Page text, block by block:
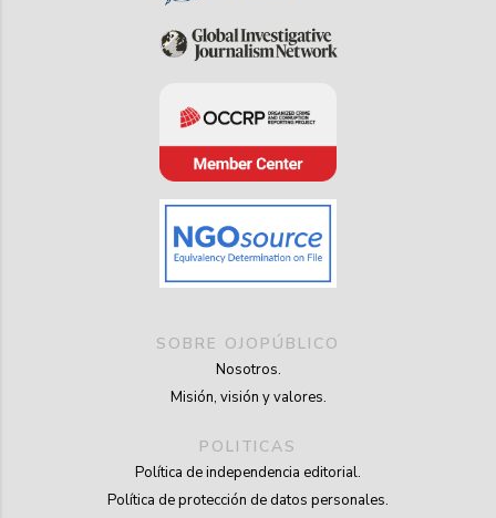
SOBRE OJOPÚBLICO
Nosotros.
Misión, visión y valores.
POLITICAS
Política de independencia editorial.
Política de protección de datos personales.